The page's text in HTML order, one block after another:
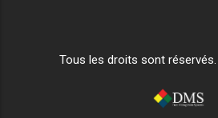
Tous les droits sont